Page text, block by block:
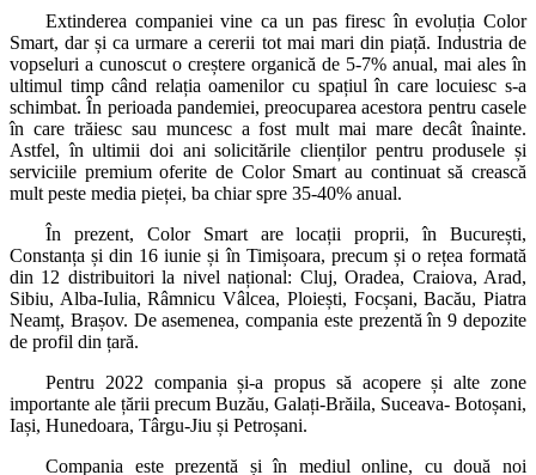
Extinderea companiei vine ca un pas firesc în evoluția Color
Smart, dar și ca urmare a cererii tot mai mari din piață. Industria de
vopseluri a cunoscut o creștere organică de 5-7% anual, mai ales în
ultimul timp când relația oamenilor cu spațiul în care locuiesc s-a
schimbat. În perioada pandemiei, preocuparea acestora pentru casele
în care trăiesc sau muncesc a fost mult mai mare decât înainte.
Astfel, în ultimii doi ani solicitările clienților pentru produsele și
serviciile premium oferite de Color Smart au continuat să crească
mult peste media pieței, ba chiar spre 35-40% anual.
În prezent, Color Smart are locații proprii, în București,
Constanța și din 16 iunie și în Timișoara, precum și o rețea formată
din 12 distribuitori la nivel național: Cluj, Oradea, Craiova, Arad,
Sibiu, Alba-Iulia, Râmnicu Vâlcea, Ploiești, Focșani, Bacău, Piatra
Neamț, Brașov. De asemenea, compania este prezentă în 9 depozite
de profil din țară.
Pentru 2022 compania și-a propus să acopere și alte zone
importante ale țării precum Buzău, Galați-Brăila, Suceava- Botoșani,
Iași, Hunedoara, Târgu-Jiu și Petroșani.
Compania este prezentă și în mediul online, cu două noi